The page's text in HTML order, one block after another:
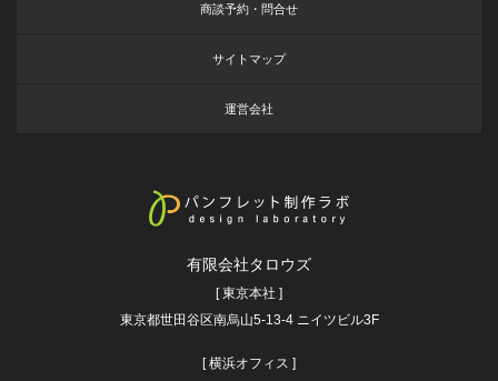
商談予約・問合せ
サイトマップ
運営会社
有限会社タロウズ
[ 東京本社 ]
東京都世田谷区南烏山5-13-4 ニイツビル3F
[ 横浜オフィス ]